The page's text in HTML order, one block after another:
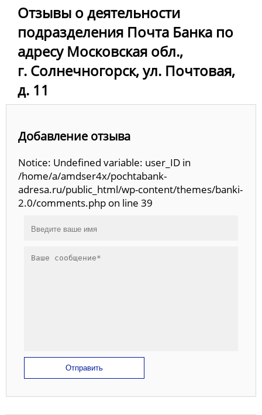
Отзывы о деятельности
подразделения Почта Банка по
адресу Московская обл.,
г. Солнечногорск, ул. Почтовая,
д. 11
Добавление отзыва
Notice: Undefined variable: user_ID in
/home/a/amdser4x/pochtabank-
adresa.ru/public_html/wp-content/themes/banki-
2.0/comments.php on line 39
Отправить